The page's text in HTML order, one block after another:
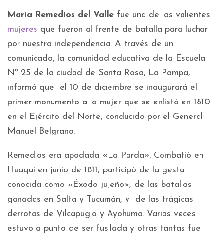
María Remedios del Valle fue una de las valientes
mujeres que fueron al frente de batalla para luchar
por nuestra independencia. A través de un
comunicado, la comunidad educativa de la Escuela
Nº 25 de la ciudad de Santa Rosa, La Pampa,
informó que el 10 de diciembre se inaugurará el
primer monumento a la mujer que se enlistó en 1810
en el Ejército del Norte, conducido por el General
Manuel Belgrano.
Remedios era apodada «La Parda». Combatió en
Huaqui en junio de 1811, participó de la gesta
conocida como «Éxodo jujeño», de las batallas
ganadas en Salta y Tucumán, y de las trágicas
derrotas de Vilcapugio y Ayohuma. Varias veces
estuvo a punto de ser fusilada y otras tantas fue